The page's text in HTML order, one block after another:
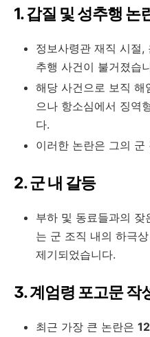
1. 갑질 및 성추행 논
정보사령관 재직 시절,
추행 사건이 불거졌습
해당 사건으로 보직 해
으나 항소심에서 징역
다.
이러한 논란은 그의 군
2. 군 내 갈등
부하 및 동료들과의 잦
는 군 조직 내의 하극
제기되었습니다.
3. 계엄령 포고문 작
최근 가장 큰 논란은